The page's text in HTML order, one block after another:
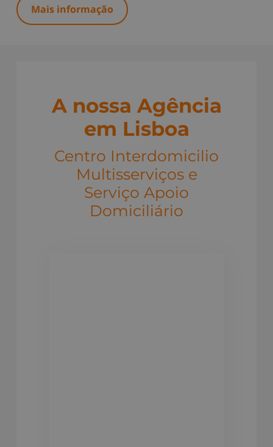
Mais informação
A nossa Agência
em Lisboa
Centro Interdomicilio
Multisserviços e
Serviço Apoio
Domiciliário